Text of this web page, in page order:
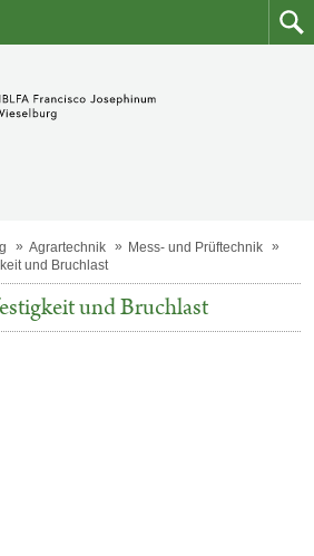
Zum
Agrartechnik
Mess- und Prüftechnik
und Bruchlast
und Bruchlast